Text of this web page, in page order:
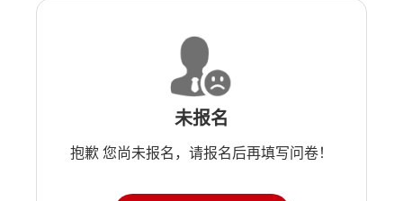
未报名
抱歉 您尚未报名，请报名后再填写问卷！